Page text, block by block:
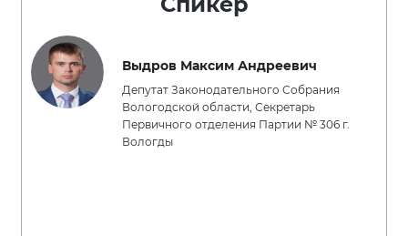
Выдров Максим Андреевич
Депутат Законодательного Собрания
Вологодской области, Секретарь
Первичного отделения Партии № 306 г.
Вологды